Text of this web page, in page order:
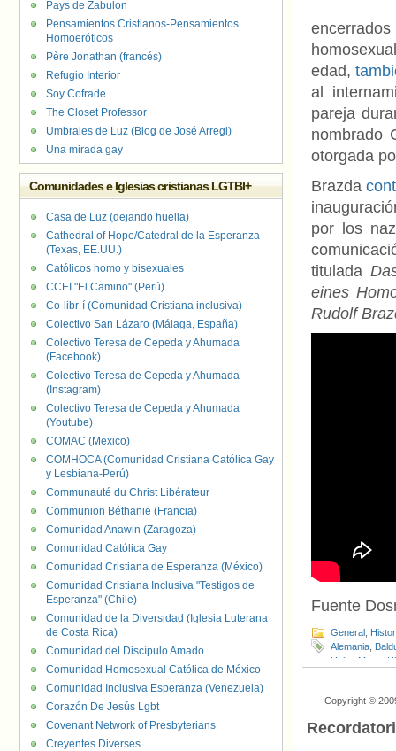
edad,
al
pareja
nombrado
otorgada
Brazda
por los
titulada
eines
Rudolf
Fuente
General
Alemania
Heiko Maas
Copyright ©
Pays de Zabulon
Pensamientos Cristianos-Pensamientos
Homoeróticos
Père Jonathan (francés)
Refugio Interior
Soy Cofrade
The Closet Professor
Umbrales de Luz (Blog de José Arregi)
Una mirada gay
Comunidades e Iglesias cristianas LGTBI+
Casa de Luz (dejando huella)
Cathedral of Hope/Catedral de la Esperanza
(Texas, EE.UU.)
Católicos homo y bisexuales
CCEI "El Camino" (Perú)
Co-libr-í (Comunidad Cristiana inclusiva)
Colectivo San Lázaro (Málaga, España)
Colectivo Teresa de Cepeda y Ahumada
(Facebook)
Colectivo Teresa de Cepeda y Ahumada
(Instagram)
Colectivo Teresa de Cepeda y Ahumada
(Youtube)
COMAC (Mexico)
COMHOCA (Comunidad Cristiana Católica Gay
y Lesbiana-Perú)
Communauté du Christ Libérateur
Communion Béthanie (Francia)
Comunidad Anawin (Zaragoza)
Comunidad Católica Gay
Comunidad Cristiana de Esperanza (México)
Comunidad Cristiana Inclusiva "Testigos de
Esperanza" (Chile)
Comunidad de la Diversidad (Iglesia Luterana
de Costa Rica)
Comunidad del Discípulo Amado
Comunidad Homosexual Católica de México
Comunidad Inclusiva Esperanza (Venezuela)
Corazón De Jesús Lgbt
Covenant Network of Presbyterians
Creyentes Diverses